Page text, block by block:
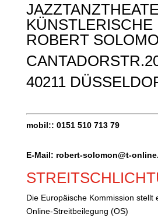
KÜNSTLERISCHE
ROBERT
40211
mobil:: 0151 510 713 79
E-Mail: robert-solomon@t-
Die Europäische Kommission stellt
Online-Streitbeilegung (OS)